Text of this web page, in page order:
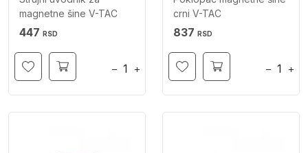
magnetne šine V-TAC
447 RSD
− +
crni V-TAC
837 RSD
− +